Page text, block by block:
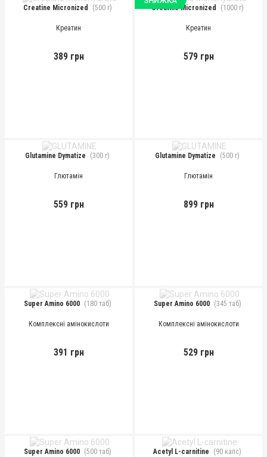
Creatine Micronized (500 г)
Креатин
389 грн
Creatine Micronized (1000 г)
Креатин
579 грн
Glutamine Dymatize (300 г)
Глютамін
559 грн
Glutamine Dymatize (500 г)
Глютамін
899 грн
Super Amino 6000 (180 таб)
Комплексні амінокислоти
391 грн
Super Amino 6000 (345 таб)
Комплексні амінокислоти
529 грн
Super Amino 6000 (500 таб) Acetyl L-carnitine (90 капс)